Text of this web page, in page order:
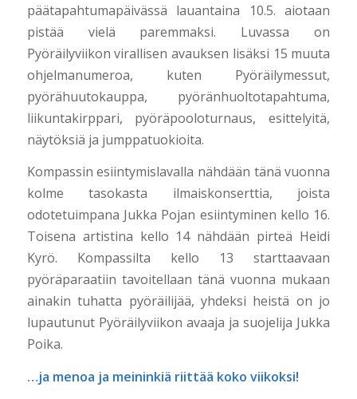
päätapahtumapäivässä lauantaina 10.5. aiotaan
pistää vielä paremmaksi. Luvassa on
Pyöräilyviikon virallisen avauksen lisäksi 15 muuta
ohjelmanumeroa, kuten Pyöräilymessut,
pyörähuutokauppa, pyöränhuoltotapahtuma,
liikuntakirppari, pyöräpooloturnaus, esittelyitä,
näytöksiä ja jumppatuokioita.
Kompassin esiintymislavalla nähdään tänä vuonna
kolme tasokasta ilmaiskonserttia, joista
odotetuimpana Jukka Pojan esiintyminen kello 16.
Toisena artistina kello 14 nähdään pirteä Heidi
Kyrö. Kompassilta kello 13 starttaavaan
pyöräparaatiin tavoitellaan tänä vuonna mukaan
ainakin tuhatta pyöräilijää, yhdeksi heistä on jo
lupautunut Pyöräilyviikon avaaja ja suojelija Jukka
Poika.
…ja menoa ja meininkiä riittää koko viikoksi!